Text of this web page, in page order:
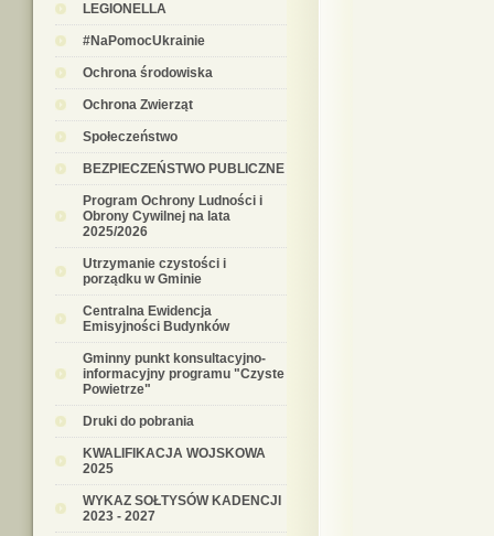
LEGIONELLA
#NaPomocUkrainie
Ochrona środowiska
Ochrona Zwierząt
Społeczeństwo
BEZPIECZEŃSTWO PUBLICZNE
Program Ochrony Ludności i
Obrony Cywilnej na lata
2025/2026
Utrzymanie czystości i
porządku w Gminie
Centralna Ewidencja
Emisyjności Budynków
Gminny punkt konsultacyjno-
informacyjny programu "Czyste
Powietrze"
Druki do pobrania
KWALIFIKACJA WOJSKOWA
2025
WYKAZ SOŁTYSÓW KADENCJI
2023 - 2027